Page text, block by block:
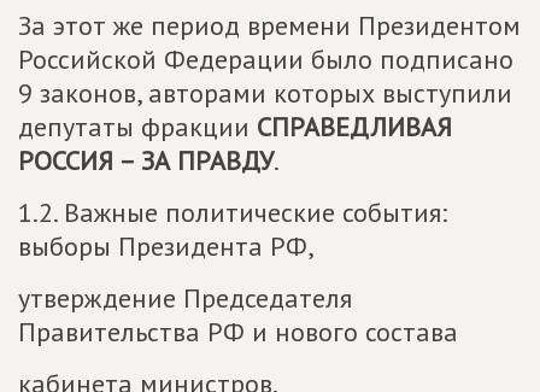
За этот же период времени Президентом
Российской Федерации было подписано
9 законов, авторами которых выступили
депутаты фракции СПРАВЕДЛИВАЯ
РОССИЯ – ЗА ПРАВДУ.
1.2. Важные политические события:
выборы Президента РФ,
утверждение Председателя
Правительства РФ и нового состава
кабинета министров.